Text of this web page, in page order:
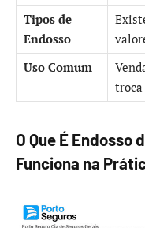
Tipos de
Endosso
Uso Comum
troca
O Que É Endosso
Funciona na